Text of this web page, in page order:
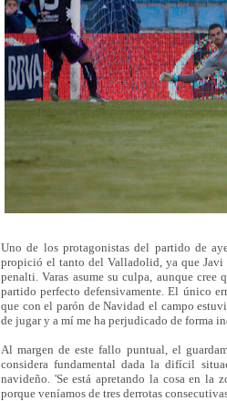
Uno de los protagonistas del partido de
propició el tanto del Valladolid, ya que Javi
penalti. Varas asume su culpa, aunque
partido perfecto defensivamente. El único
que con el parón de Navidad el campo
de jugar y a mí me ha perjudicado de forma
Al margen de este fallo puntual, el
considera fundamental dada la difícil
navideño. 'Se está apretando la cosa en la
porque veníamos de tres derrotas